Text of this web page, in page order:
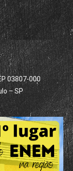
03807-000
– SP